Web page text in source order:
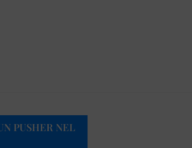
PUSHER NEL